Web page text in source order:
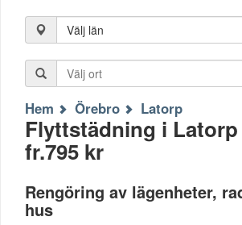
Välj län
Hem Örebro Latorp
Flyttstädning i
fr.795 kr
Rengöring av lägenheter,
hus